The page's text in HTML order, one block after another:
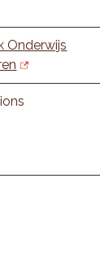
Onderwijs